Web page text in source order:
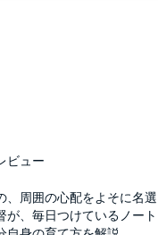
ビュー
、周囲の心配をよそに名選
、毎日つけているノート